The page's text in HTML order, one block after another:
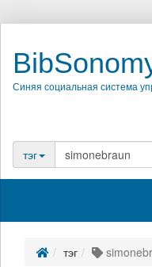
Синяя социальная система
тэг
тэг